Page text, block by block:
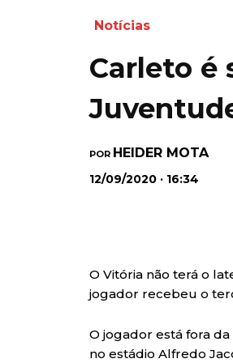
Notícias
Carleto é
POR HEIDER MOTA
12/09/2020 · 16:34
O Vitória não terá o
jogador recebeu o
O jogador está fora
no estádio Alfredo